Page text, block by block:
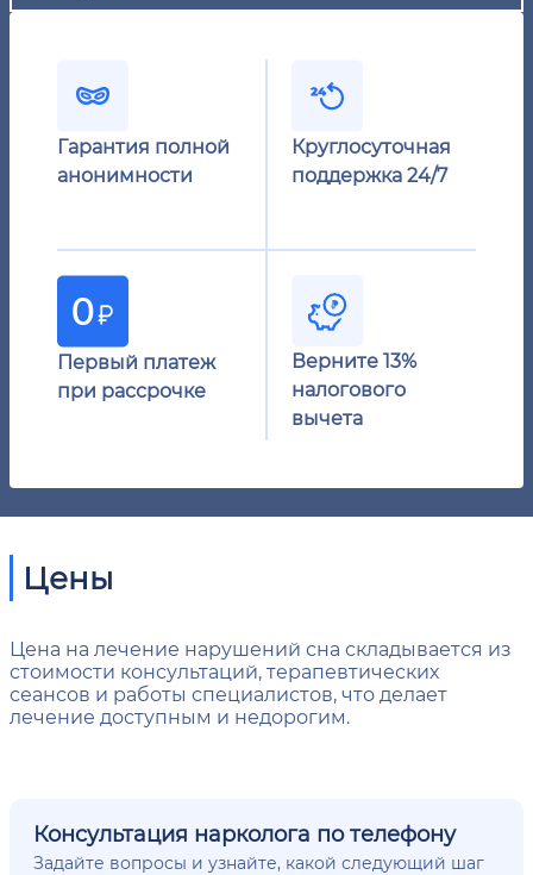
Гарантия полной
анонимности
Круглосуточная
поддержка 24/7
Первый платеж
при рассрочке
Верните 13%
налогового
вычета
Цены
Цена на лечение нарушений сна складывается из
стоимости консультаций, терапевтических
сеансов и работы специалистов, что делает
лечение доступным и недорогим.
Консультация нарколога по телефону
Задайте вопросы и узнайте, какой следующий шаг